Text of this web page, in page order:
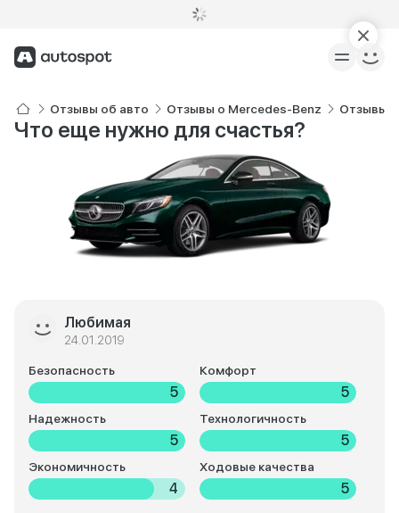
Отзывы об авто Отзывы о Mercedes-Benz Отзывы
Что еще нужно для счастья?
Любимая
24.01.2019
Безопасность
5
Комфорт
5
Надежность
5
Технологичность
5
Экономичность
4
Ходовые качества
5